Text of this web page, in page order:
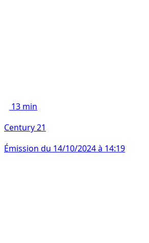
13 min
Century 21
Émission du 14/10/2024 à 14:19